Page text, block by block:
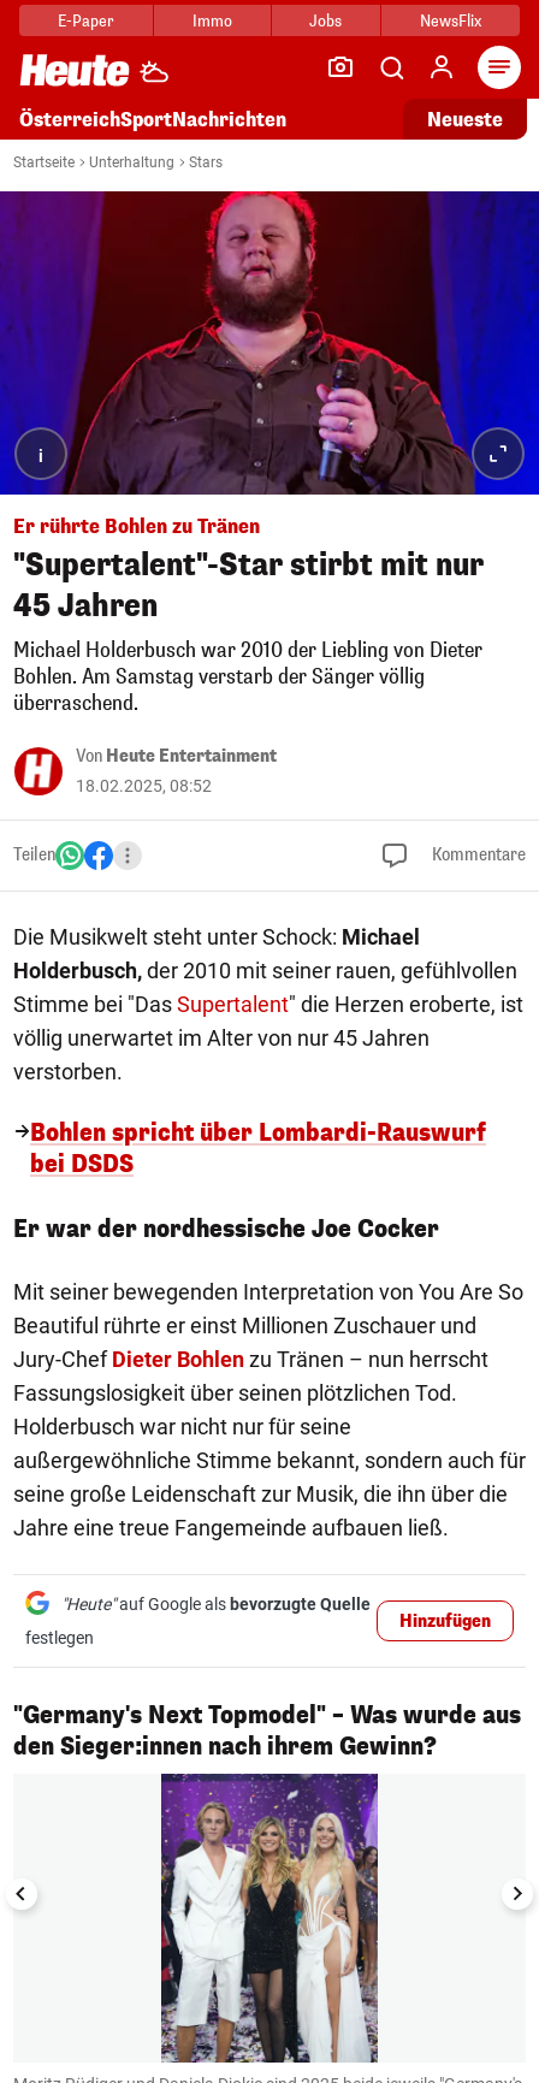
E-Paper Immo Jobs NewsFlix
ÖsterreichSportNachrichten Neueste
Startseite Unterhaltung Stars
i
Er rührte Bohlen zu Tränen
"Supertalent"-Star stirbt mit nur
45 Jahren
Michael Holderbusch war 2010 der Liebling von Dieter
Bohlen. Am Samstag verstarb der Sänger völlig
überraschend.
Von Heute Entertainment
18.02.2025, 08:52
Teilen Kommentare
Die Musikwelt steht unter Schock: Michael
Holderbusch,der 2010 mit seiner rauen, gefühlvollen
Stimme bei "DasSupertalent" die Herzen eroberte, ist
völlig unerwartet im Alter von nur 45 Jahren
verstorben.
Bohlen spricht über Lombardi-Rauswurf
bei DSDS
Er war der nordhessische Joe Cocker
Mit seiner bewegenden Interpretation von You Are So
Beautiful rührte er einst Millionen Zuschauer und
Jury-ChefDieter Bohlenzu Tränen – nun herrscht
Fassungslosigkeit über seinen plötzlichen Tod.
Holderbusch war nicht nur für seine
außergewöhnliche Stimme bekannt, sondern auch für
seine große Leidenschaft zur Musik, die ihn über die
Jahre eine treue Fangemeinde aufbauen ließ.
"Heute"auf Google als bevorzugte Quelle
festlegen
Hinzufügen
"Germany's Next Topmodel" – Was wurde aus
den Sieger:innen nach ihrem Gewinn?
1/20